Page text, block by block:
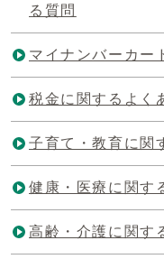
る質問
マイナンバーカー
税金に関するよく
子育て・教育に関
健康・医療に関す
高齢・介護に関す